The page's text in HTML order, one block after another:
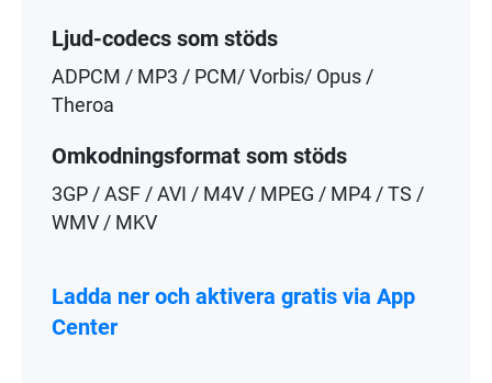
Ljud-codecs som stöds
ADPCM / MP3 / PCM/ Vorbis/ Opus /
Theroa
Omkodningsformat som stöds
3GP / ASF / AVI / M4V / MPEG / MP4 / TS /
WMV / MKV
Ladda ner och aktivera gratis via App
Center